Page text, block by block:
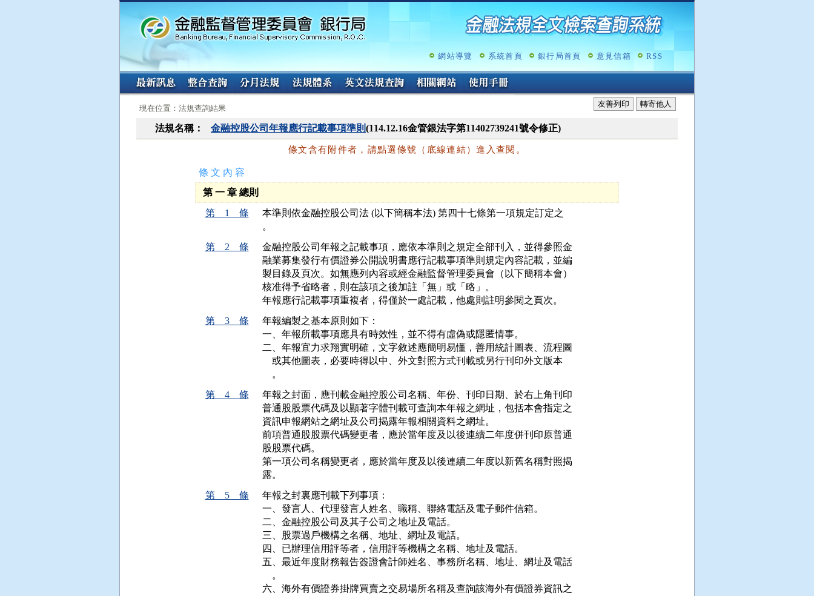
跳
容
網站導覽 系統首頁 銀行局首頁 意見信箱 RSS
:::
現在位置：法規查詢結果 友善列印 轉寄他人
法規名稱： 金融控股公司年報應行記載事項準則(114.12.16金管銀法字第11402739241號令修正)
條文含有附件者，請點選條號（底線連結）進入查閱。
條 文 內 容
第 一 章 總則
第 1 條
本準則依金融控股公司法 (以下簡稱本法) 第四十七條第一項規定訂定之
。
第 2 條
金融控股公司年報之記載事項，應依本準則之規定全部刊入，並得參照金
融業募集發行有價證券公開說明書應行記載事項準則規定內容記載，並編
製目錄及頁次。如無應列內容或經金融監督管理委員會（以下簡稱本會）
核准得予省略者，則在該項之後加註「無」或「略」。
年報應行記載事項重複者，得僅於一處記載，他處則註明參閱之頁次。
第 3 條
年報編製之基本原則如下：
一、年報所載事項應具有時效性，並不得有虛偽或隱匿情事。
二、年報宜力求翔實明確，文字敘述應簡明易懂，善用統計圖表、流程圖
    或其他圖表，必要時得以中、外文對照方式刊載或另行刊印外文版本
    。
第 4 條
年報之封面，應刊載金融控股公司名稱、年份、刊印日期、於右上角刊印
普通股股票代碼及以顯著字體刊載可查詢本年報之網址，包括本會指定之
資訊申報網站之網址及公司揭露年報相關資料之網址。
前項普通股股票代碼變更者，應於當年度及以後連續二年度併刊印原普通
股股票代碼。
第一項公司名稱變更者，應於當年度及以後連續二年度以新舊名稱對照揭
露。
第 5 條
年報之封裏應刊載下列事項：
一、發言人、代理發言人姓名、職稱、聯絡電話及電子郵件信箱。
二、金融控股公司及其子公司之地址及電話。
三、股票過戶機構之名稱、地址、網址及電話。
四、已辦理信用評等者，信用評等機構之名稱、地址及電話。
五、最近年度財務報告簽證會計師姓名、事務所名稱、地址、網址及電話
    。
六、海外有價證券掛牌買賣之交易場所名稱及查詢該海外有價證券資訊之